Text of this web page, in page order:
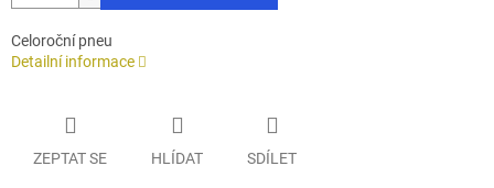
Celoroční pneu
Detailní informace
ZEPTAT SE HLÍDAT SDÍLET